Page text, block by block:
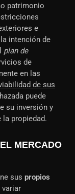
patrimonio
e
intención de
plan de
de
en las
de sus
puede
su inversión y
la propiedad.
MERCADO
sus propios